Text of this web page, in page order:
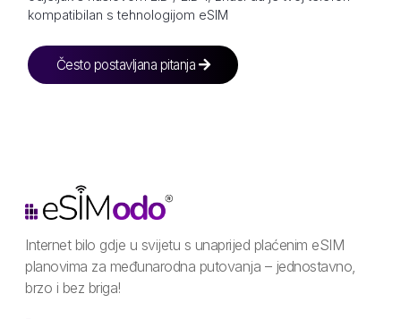
kompatibilan s tehnologijom eSIM
Često postavljana pitanja
Internet bilo gdje u svijetu s unaprijed plaćenim eSIM
planovima za međunarodna putovanja – jednostavno,
brzo i bez briga!